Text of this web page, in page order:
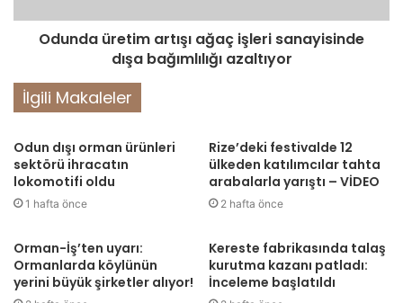
Odunda üretim artışı ağaç işleri sanayisinde
dışa bağımlılığı azaltıyor
İlgili Makaleler
Odun dışı orman ürünleri
sektörü ihracatın
lokomotifi oldu
1 hafta önce
Rize’deki festivalde 12
ülkeden katılımcılar tahta
arabalarla yarıştı – VİDEO
2 hafta önce
Orman-İş’ten uyarı:
Ormanlarda köylünün
yerini büyük şirketler alıyor!
Kereste fabrikasında talaş
kurutma kazanı patladı:
İnceleme başlatıldı